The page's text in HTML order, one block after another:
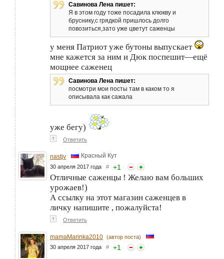
Савинова Лена пишет:
Я в этом году тоже посадила клюкву и
бруснику,с грядкой пришлось долго
повозиться,зато уже цветут саженцы
у меня Патриот уже бутоны выпускает
мне кажется за ним и Дюк поспешит—ещё
мощнее саженец
Савинова Лена пишет:
посмотри мои посты там в каком то я
описывала как сажала
уже бегу)
↑ Ответить
nastjv Красный Кут
30 апреля 2017 года # +1
Отличные саженцы ! Желаю вам больших
урожаев!)
А ссылку на этот магазин саженцев в
личку напишите , пожалуйста!
↑ Ответить
mamaMarinka2010 (автор поста)
30 апреля 2017 года # +1